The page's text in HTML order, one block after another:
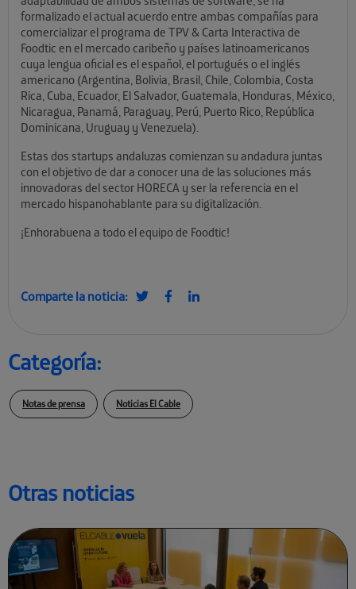
Otras noticias
formalizado el actual acuerdo entre ambas compañías para
comercializar el programa de TPV & Carta Interactiva de
Foodtic en el mercado caribeño y países latinoamericanos
cuya lengua oficial es el español, el portugués o el inglés
americano (Argentina, Bolivia, Brasil, Chile, Colombia, Costa
Rica, Cuba, Ecuador, El Salvador, Guatemala, Honduras, México,
Nicaragua, Panamá, Paraguay, Perú, Puerto Rico, República
Dominicana, Uruguay y Venezuela).
Estas dos startups andaluzas comienzan su andadura juntas
con el objetivo de dar a conocer una de las soluciones más
innovadoras del sector HORECA y ser la referencia en el
mercado hispanohablante para su digitalización.
¡Enhorabuena a todo el equipo de Foodtic!
Comparte la noticia:
Categoría:
Notas de prensa Noticias El Cable